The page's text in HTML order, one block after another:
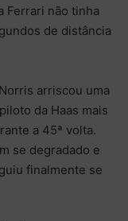
Ferrari não tinha
de distância
arriscou uma
da Haas mais
a 45ª volta.
se degradado e
finalmente se